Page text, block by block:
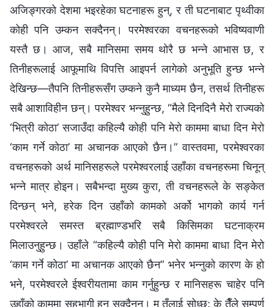
अजिङ्गरको देशमा भइरहेका घटनाहरू हुन्, र ती घटनाबाट पृथ्वीका
कोही पनि उम्कन सक्दैनन्। परमेश्‍वरका वचनहरूको भविष्यवाणी
यस्तै छ। आज, सबै मानिसमा समय थोरै छ भन्‍ने आभास छ, र
तिनीहरूलाई आफूमाथि विपत्ति आइपर्न लागेको अनुभूति हुन्छ भन्‍ने
देखिन्छ—तैपनि तिनीहरूसँग उम्कने कुनै माध्यम छैन, तसर्थ तिनीहरू
सबै आशाविहीन छन्। परमेश्‍वर भन्‍नुहुन्छ, “मैले दिनदिनै मेरो राज्यको
‘भित्री कोठा’ सजाउँदा कहिल्यै कोही पनि मेरो काममा बाधा दिन मेरो
‘काम गर्ने कोठा’ मा अचानक आएको छैन।” वास्तवमा, परमेश्‍वरका
वचनहरूको अर्थ मानिसहरूले परमेश्‍वरलाई उहाँका वचनहरूमा चिनून्
भन्‍ने मात्र होइन। सबैभन्दा मुख्य कुरा, ती वचनहरूले के सङ्केत
दिन्छन् भने, हरेक दिन उहाँको कामको अर्को भागको कार्य गर्न
परमेश्‍वरले समस्त ब्रह्माण्डभरि सबै किसिमका घटनाक्रम
मिलाउनुहुन्छ। उहाँले “कहिल्यै कोही पनि मेरो काममा बाधा दिन मेरो
‘काम गर्ने कोठा’ मा अचानक आएको छैन” भनेर भन्‍नुको कारण के हो
भने, परमेश्‍वरले ईश्‍वरीयतामा काम गर्नुहुन्छ र मानिसहरू चाहेर पनि
उहाँको काममा सहभागी हुन सक्दैनन्। म तँलाई सोध्छु: के तैँले सम्पूर्ण